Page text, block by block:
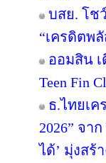
บสย. โช
“เครดิตพ
ออมสิน เ
Teen Fin
ธ.ไทยเค
2026” จา
ได้’ มุ่งสร้